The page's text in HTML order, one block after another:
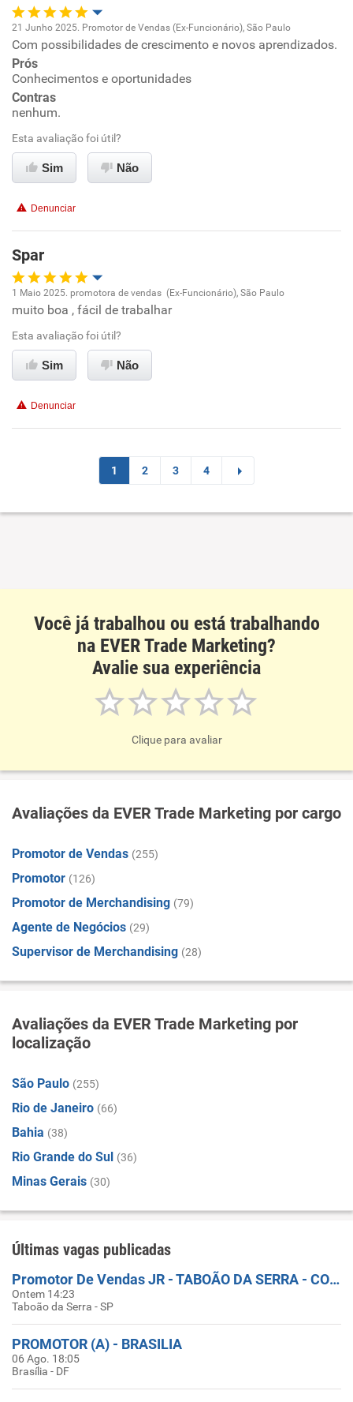
Recomenda esta empresa
Não recomenda a diretoria
Oportunidade de promoção
Ambiente de trabalho
Benefícios
Recomenda esta empresa
Recomenda a diretoria
21 Junho 2025. Promotor de Vendas (Ex-Funcionário), São Paulo
Com possibilidades de crescimento e novos aprendizados.
Prós
Conhecimentos e oportunidades
Contras
nenhum.
Esta avaliação foi útil?
Sim Não
Denunciar
Spar
Oportunidade de promoção
Ambiente de trabalho
Benefícios
Recomenda esta empresa
1 Maio 2025. promotora de vendas (Ex-Funcionário), São Paulo
muito boa , fácil de trabalhar
Esta avaliação foi útil?
Sim Não
Denunciar
1 2 3 4
Você já trabalhou ou está trabalhando
na EVER Trade Marketing?
Avalie sua experiência
Clique para avaliar
Avaliações da EVER Trade Marketing por cargo
Promotor de Vendas (255)
Promotor (126)
Promotor de Merchandising (79)
Agente de Negócios (29)
Supervisor de Merchandising (28)
Avaliações da EVER Trade Marketing por
localização
São Paulo (255)
Rio de Janeiro (66)
Bahia (38)
Rio Grande do Sul (36)
Minas Gerais (30)
Últimas vagas publicadas
Promotor De Vendas JR - TABOÃO DA SERRA - COBERTURA DE FERIAS
Ontem 14:23
Taboão da Serra - SP
PROMOTOR (A) - BRASILIA
06 Ago. 18:05
Brasília - DF